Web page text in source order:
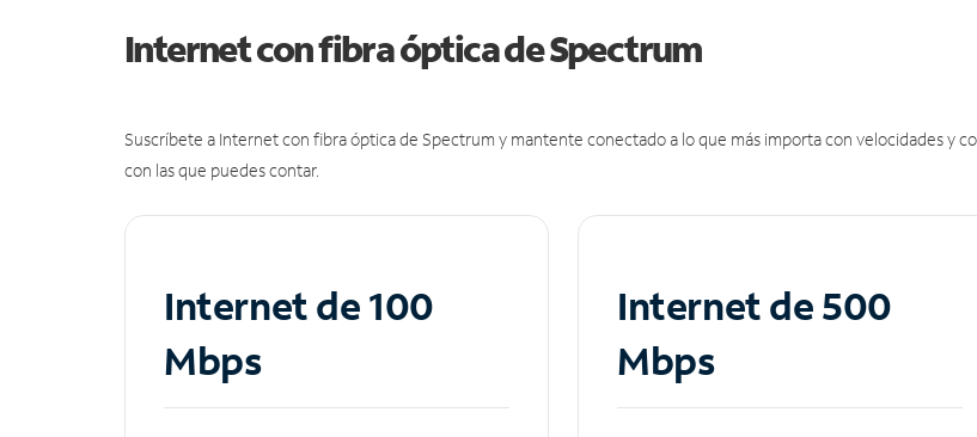
Internet con fibra óptica de Spectrum
Suscríbete a Internet con fibra óptica de Spectrum y mantente conectado a lo que más importa con velocidades y
con las que puedes contar.
Internet de 100
Mbps
Internet de 500
Mbps